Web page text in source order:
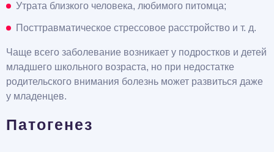
Утрата близкого человека, любимого питомца;
Посттравматическое стрессовое расстройство и т. д.
Чаще всего заболевание возникает у подростков и детей
младшего школьного возраста, но при недостатке
родительского внимания болезнь может развиться даже
у младенцев.
Патогенез